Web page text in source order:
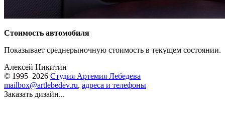
Стоимость автомобиля
Показывает среднерыночную стоимость в текущем состоянии.
Алексей Никитин
© 1995–2026 Студия Артемия Лебедева
mailbox@artlebedev.ru, адреса и телефоны
Заказать дизайн...